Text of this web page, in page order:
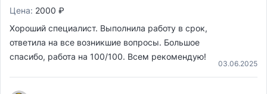
03.06.2025
Цена: 2000 ₽
Хороший специалист. Выполнила работу в срок,
ответила на все возникшие вопросы. Большое
спасибо, работа на 100/100. Всем рекомендую!